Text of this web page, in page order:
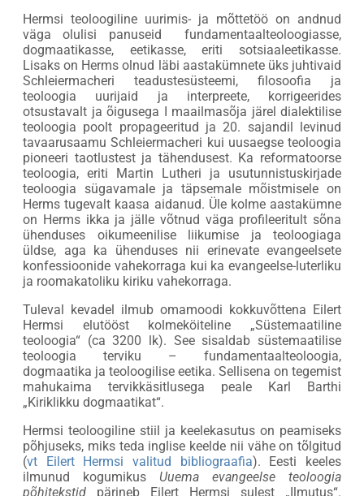
Hermsi teoloogiline uurimis- ja mõttetöö on andnud
väga olulisi panuseid fundamentaalteoloogiasse,
dogmaatikasse, eetikasse, eriti sotsiaaleetikasse.
Lisaks on Herms olnud läbi aastakümnete üks juhtivaid
Schleiermacheri teadustesüsteemi, filosoofia ja
teoloogia uurijaid ja interpreete, korrigeerides
otsustavalt ja õigusega I maailmasõja järel dialektilise
teoloogia poolt propageeritud ja 20. sajandil levinud
tavaarusaamu Schleiermacheri kui uusaegse teoloogia
pioneeri taotlustest ja tähendusest. Ka reformatoorse
teoloogia, eriti Martin Lutheri ja usutunnistuskirjade
teoloogia sügavamale ja täpsemale mõistmisele on
Herms tugevalt kaasa aidanud. Üle kolme aastakümne
on Herms ikka ja jälle võtnud väga profileeritult sõna
ühenduses oikumeenilise liikumise ja teoloogiaga
üldse, aga ka ühenduses nii erinevate evangeelsete
konfessioonide vahekorraga kui ka evangeelse-luterliku
ja roomakatoliku kiriku vahekorraga.
Tuleval kevadel ilmub omamoodi kokkuvõttena Eilert
Hermsi elutööst kolmeköiteline „Süstemaatiline
teoloogia“ (ca 3200 lk). See sisaldab süstemaatilise
teoloogia terviku – fundamentaalteoloogia,
dogmaatika ja teoloogilise eetika. Sellisena on tegemist
mahukaima tervikkäsitlusega peale Karl Barthi
„Kiriklikku dogmaatikat“.
Hermsi teoloogiline stiil ja keelekasutus on peamiseks
põhjuseks, miks teda inglise keelde nii vähe on tõlgitud
(vt Eilert Hermsi valitud bibliograafia). Eesti keeles
ilmunud kogumikus Uuema evangeelse teoloogia
põhitekstid pärineb Eilert Hermsi sulest „Ilmutus“.